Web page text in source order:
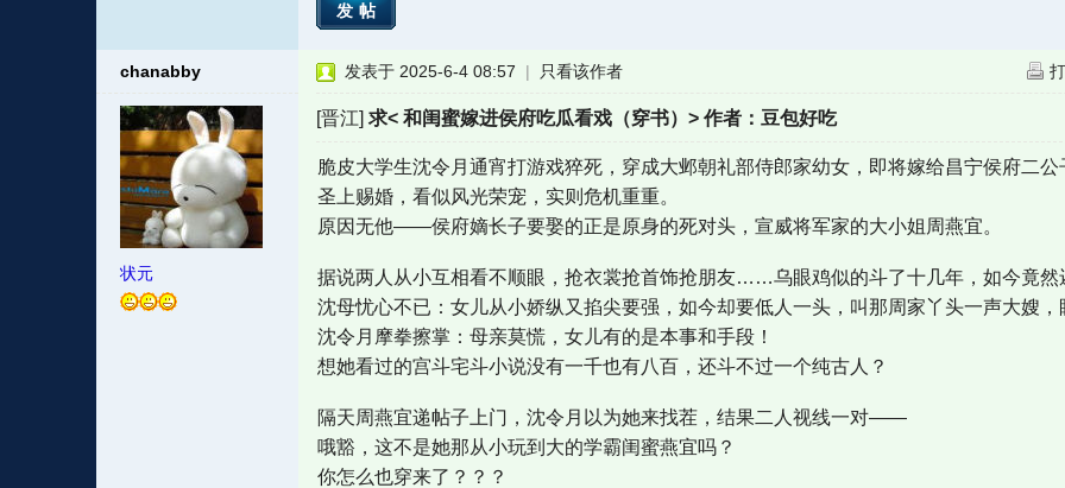
发帖
chanabby
状元
发表于 2025-6-4 08:57 | 只看该作者
[晋江]求< 和闺蜜嫁进侯府吃瓜看戏（穿书）> 作者：豆包好吃
脆皮大学生沈令月通宵打游戏猝死，穿成大邺朝礼部侍郎家幼女，即将嫁给昌宁侯府二公
圣上赐婚，看似风光荣宠，实则危机重重。
原因无他——侯府嫡长子要娶的正是原身的死对头，宣威将军家的大小姐周燕宜。
据说两人从小互相看不顺眼，抢衣裳抢首饰抢朋友……乌眼鸡似的斗了十几年，如今竟然
沈母忧心不已：女儿从小娇纵又掐尖要强，如今却要低人一头，叫那周家丫头一声大嫂
沈令月摩拳擦掌：母亲莫慌，女儿有的是本事和手段！
想她看过的宫斗宅斗小说没有一千也有八百，还斗不过一个纯古人？
隔天周燕宜递帖子上门，沈令月以为她来找茬，结果二人视线一对——
哦豁，这不是她那从小玩到大的学霸闺蜜燕宜吗？
你怎么也穿来了？？？